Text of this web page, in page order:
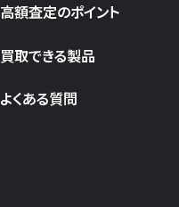
高額査定のポイント
買取できる製品
よくある質問